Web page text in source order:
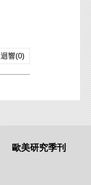
迴響(0)
歐美研究季刊